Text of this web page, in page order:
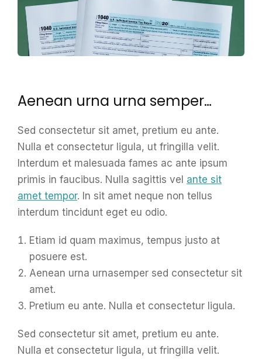
Aenean urna urna semper…
Sed consectetur sit amet, pretium eu ante.
Nulla et consectetur ligula, ut fringilla velit.
Interdum et malesuada fames ac ante ipsum
primis in faucibus. Nulla sagittis vel ante sit
amet tempor. In sit amet neque non tellus
interdum tincidunt eget eu odio.
Etiam id quam maximus, tempus justo at
posuere est.
Aenean urna urnasemper sed consectetur sit
amet.
Pretium eu ante. Nulla et consectetur ligula.
Sed consectetur sit amet, pretium eu ante.
Nulla et consectetur ligula, ut fringilla velit.